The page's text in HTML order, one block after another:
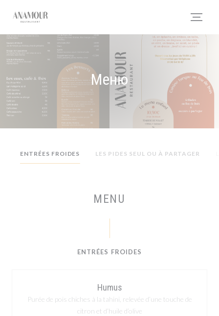
Меню
ENTRÉES FROIDES LES PIDES SEUL OU À PARTAGER
MENU
ENTRÉES FROIDES
Humus
Purée de pois chiches à la tahini, relevée d’une touche de
citron et d’huile d’olive